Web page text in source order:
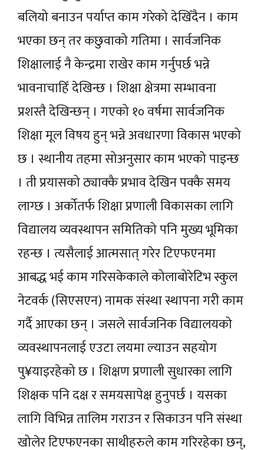
बलियो बनाउन पर्याप्त काम गरेको देखिँदैन । काम
भएका छन् तर कछुवाको गतिमा । सार्वजनिक
शिक्षालाई नै केन्द्रमा राखेर काम गर्नुपर्छ भन्ने
भावनाचाहिँ देखिन्छ । शिक्षा क्षेत्रमा सम्भावना
प्रशस्तै देखिन्छन् । गएको १० वर्षमा सार्वजनिक
शिक्षा मूल विषय हुन् भन्ने अवधारणा विकास भएको
छ । स्थानीय तहमा सोअनुसार काम भएको पाइन्छ
। ती प्रयासको ठ्याक्कै प्रभाव देखिन पक्कै समय
लाग्छ । अर्कोतर्फ शिक्षा प्रणाली विकासका लागि
विद्यालय व्यवस्थापन समितिको पनि मुख्य भूमिका
रहन्छ । त्यसैलाई आत्मसात् गरेर टिएफएनमा
आबद्ध भई काम गरिसकेकाले कोलाबोरेटिभ स्कुल
नेटवर्क (सिएसएन) नामक संस्था स्थापना गरी काम
गर्दै आएका छन् । जसले सार्वजनिक विद्यालयको
व्यवस्थापनलाई एउटा लयमा ल्याउन सहयोग
पु¥याइरहेको छ । शिक्षण प्रणाली सुधारका लागि
शिक्षक पनि दक्ष र समयसापेक्ष हुनुपर्छ । यसका
लागि विभिन्न तालिम गराउन र सिकाउन पनि संस्था
खोलेर टिएफएनका साथीहरुले काम गरिरहेका छन्,